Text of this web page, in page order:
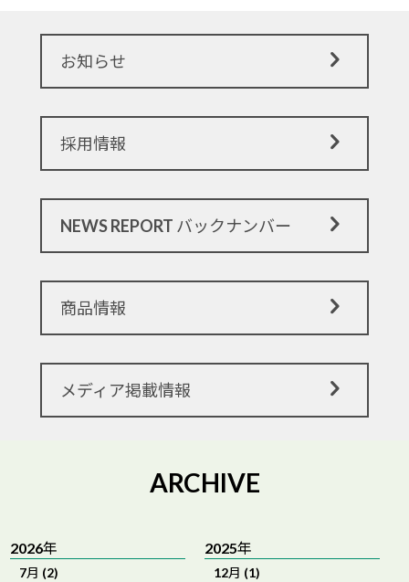
お知らせ
採用情報
NEWS REPORT バックナンバー
商品情報
メディア掲載情報
ARCHIVE
2026年
7月 (2)
2025年
12月 (1)